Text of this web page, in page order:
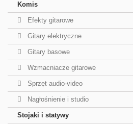
Komis
Efekty gitarowe
Gitary elektryczne
Gitary basowe
Wzmacniacze gitarowe
Sprzęt audio-video
Nagłośnienie i studio
Stojaki i statywy